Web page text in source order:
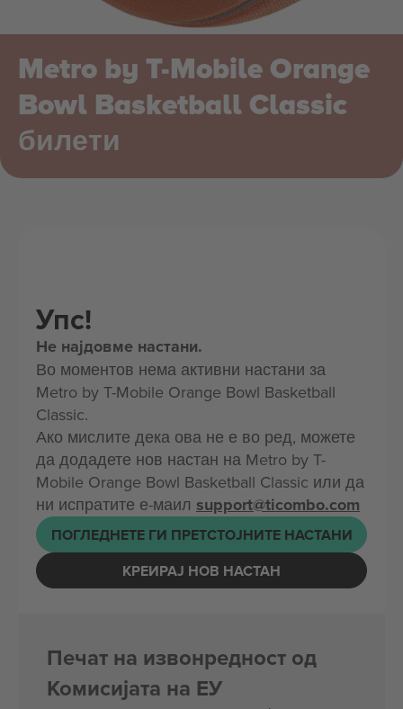
Metro by T-Mobile Orange
Bowl Basketball Classic
билети
Упс!
Не најдовме настани.
Во моментов нема активни настани за
Metro by T-Mobile Orange Bowl Basketball
Classic.
Ако мислите дека ова не е во ред, можете
да додадете нов настан на Metro by T-
Mobile Orange Bowl Basketball Classic или да
ни испратите е-маил support@ticombo.com
ПОГЛЕДНЕТЕ ГИ ПРЕТСТОЈНИТЕ НАСТАНИ
КРЕИРАЈ НОВ НАСТАН
Печат на извонредност од
Комисијата на ЕУ